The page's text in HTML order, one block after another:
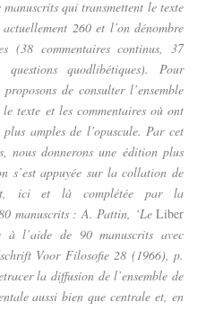
qui transmettent le texte
actuellement 260 et l’on dénombre
(38 commentaires continus, 37
quodlibétiques). Pour
de consulter l’ensemble
texte et les commentaires où ont
amples de l’opuscule. Par cet
nous donnerons une édition plus
s’est appuyée sur la collation de
ici et là complétée par la
manuscrits : A. Pattin, ‘Le Liber
l’aide de 90 manuscrits avec
Voor Filosofie 28 (1966), p.
la diffusion de l’ensemble de
aussi bien que centrale et, en